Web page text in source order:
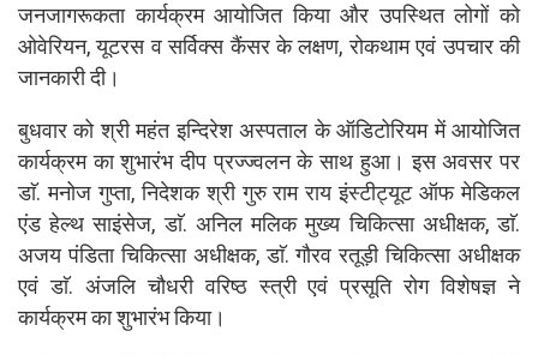
जनजागरूकता कार्यक्रम आयोजित किया और उपस्थित लोगों को
ओवेरियन, यूटरस व सर्विक्स कैंसर के लक्षण, रोकथाम एवं उपचार की
जानकारी दी।
बुधवार को श्री महंत इन्दिरेश अस्पताल के ऑडिटोरियम में आयोजित
कार्यक्रम का शुभारंभ दीप प्रज्ज्वलन के साथ हुआ। इस अवसर पर
डाॅ. मनोज गुप्ता, निदेशक श्री गुरु राम राय इंस्टीट्यूट ऑफ मेडिकल
एंड हेल्थ साइंसेज, डाॅ. अनिल मलिक मुख्य चिकित्सा अधीक्षक, डाॅ.
अजय पंडिता चिकित्सा अधीक्षक, डाॅ. गौरव रतूड़ी चिकित्सा अधीक्षक
एवं डाॅ. अंजलि चौधरी वरिष्ठ स्त्री एवं प्रसूति रोग विशेषज्ञ ने
कार्यक्रम का शुभारंभ किया।